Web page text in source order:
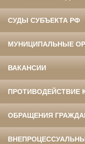
СУДЫ СУБЪЕКТА РФ
МУНИЦИПАЛЬНЫЕ
ВАКАНСИИ
ПРОТИВОДЕЙСТВИЕ
ОБРАЩЕНИЯ